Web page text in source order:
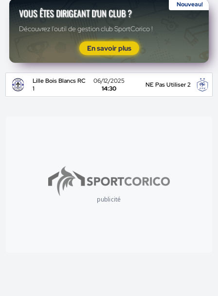
Nouveau!
VOUS ÊTES DIRIGEANT D'UN CLUB ?
Découvrez l'outil de gestion club SportCorico !
En savoir plus
Lille Bois Blancs RC
1
06/12/2025
14:30
NE Pas Utiliser 2
publicité